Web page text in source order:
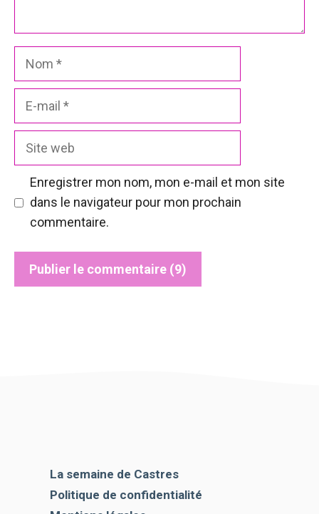
Nom
Site
Enregistrer mon nom, mon e-mail et mon site
dans le navigateur pour mon prochain
commentaire.
La semaine de Castres
Politique de confidentialité